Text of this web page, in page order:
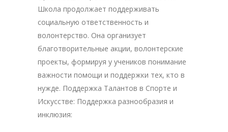
Школа продолжает поддерживать
социальную ответственность и
волонтерство. Она организует
благотворительные акции, волонтерские
проекты, формируя у учеников понимание
важности помощи и поддержки тех, кто в
нужде. Поддержка Талантов в Спорте и
Искусстве: Поддержка разнообразия и
инклюзия: